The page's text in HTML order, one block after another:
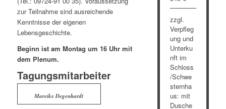
zur Teilnahme sind ausreichende
Kenntnisse der eigenen
Lebensgeschichte.
Beginn ist am Montag um 16 Uhr mit
dem Plenum.
Tagungsmitarbeiter
Mareike Degenhardt
zzgl.
Verpfleg
ung und
Unterku
nft im
Schloss
/Schwe
sternha
us: mit
Dusche